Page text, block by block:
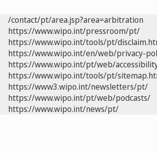
/contact/pt/area.jsp?area=arbitration
https://www.wipo.int/pressroom/pt/
https://www.wipo.int/tools/pt/
https://www.wipo.int/en/web/privacy-
https://www.wipo.int/pt/web/
https://www.wipo.int/tools/pt/
https://www3.wipo.int/newsletters/pt/
https://www.wipo.int/pt/web/podcasts/
https://www.wipo.int/news/pt/